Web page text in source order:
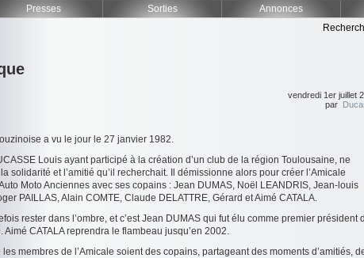
Presses Sorties Annonces
vendredi 1er juillet
par
a vu le jour le 27 janvier 1982.
Louis ayant participé à la création d’un club de la région Toulousaine, ne
solidarité et l’amitié qu’il recherchait. Il démissionne alors pour créer l’Amicale
Moto Anciennes avec ses copains : Jean DUMAS, Noël LEANDRIS, Jean-louis
PAILLAS, Alain COMTE, Claude DELATTRE, Gérard et Aimé CATALA.
rester dans l’ombre, et c’est Jean DUMAS qui fut élu comme premier président
Aimé CATALA reprendra le flambeau jusqu’en 2002.
les membres de l’Amicale soient des copains, partageant des moments d’amitiés,